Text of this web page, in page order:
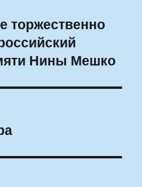
торжественно
Нины Мешко